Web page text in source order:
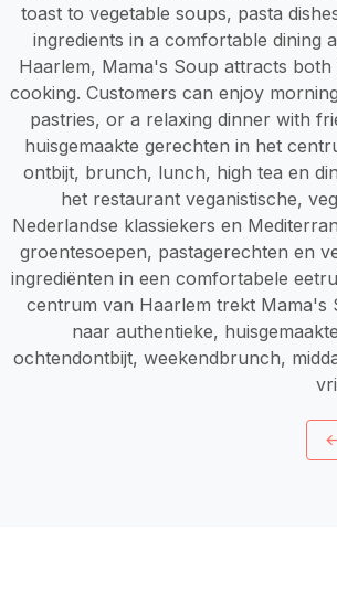
toast to vegetable soups, pasta
ingredients in a comfortable dining
Haarlem, Mama's Soup attracts
cooking. Customers can enjoy
pastries, or a relaxing dinner with
huisgemaakte gerechten in het
ontbijt, brunch, lunch, high tea en
het restaurant veganistische,
Nederlandse klassiekers en
groentesoepen, pastagerechten en
ingrediënten in een comfortabele
centrum van Haarlem trekt Mama's
naar authentieke,
ochtendontbijt, weekendbrunch,
←